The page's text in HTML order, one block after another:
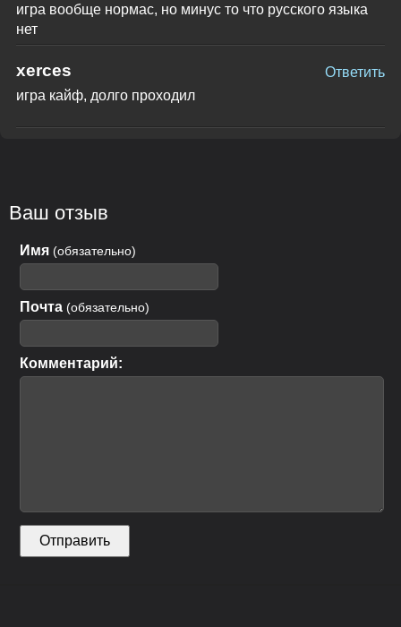
игра вообще нормас, но минус то что русского языка
нет
xerces
игра кайф, долго проходил
Ответить
Ваш отзыв
Имя (обязательно)
Почта (обязательно)
Комментарий: